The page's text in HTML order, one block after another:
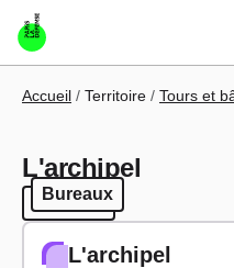
Aller au contenu principal
Fil d'Ariane
Accueil Territoire Tours et
L'archipel
Bureaux
Bureaux
L'archipel